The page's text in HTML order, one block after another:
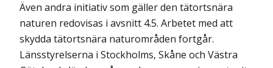
Även andra initiativ som gäller den tätortsnära
naturen redovisas i avsnitt 4.5. Arbetet med att
skydda tätortsnära naturområden fortgår.
Länsstyrelserna i Stockholms, Skåne och Västra